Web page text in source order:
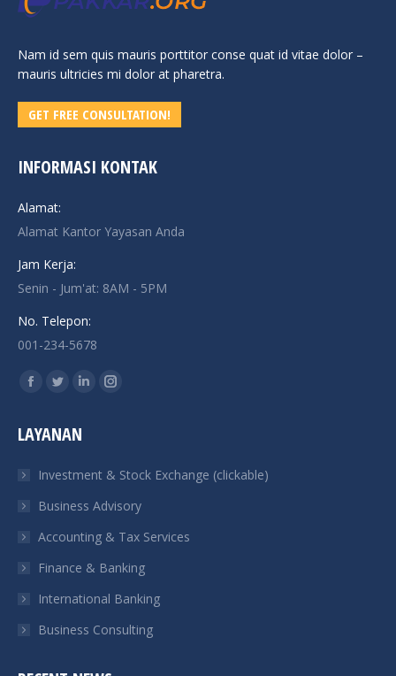
Nam id sem quis mauris porttitor conse quat id vitae dolor –
mauris ultricies mi dolor at pharetra.
GET FREE CONSULTATION!
INFORMASI KONTAK
Alamat:
Alamat Kantor Yayasan Anda
Jam Kerja:
Senin - Jum'at: 8AM - 5PM
No. Telepon:
001-234-5678
Find us on:
Facebook
opens
new
window
Twitter
opens
new
window
Linkedin
new
window
Instagram
new
window
LAYANAN
Investment & Stock Exchange (clickable)
Business Advisory
Accounting & Tax Services
Finance & Banking
International Banking
Business Consulting